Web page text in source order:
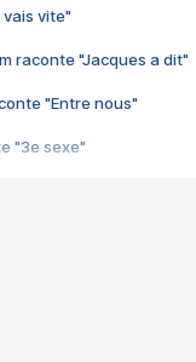
vais vite"
raconte "Jacques a dit"
"Entre nous"
"3e sexe"